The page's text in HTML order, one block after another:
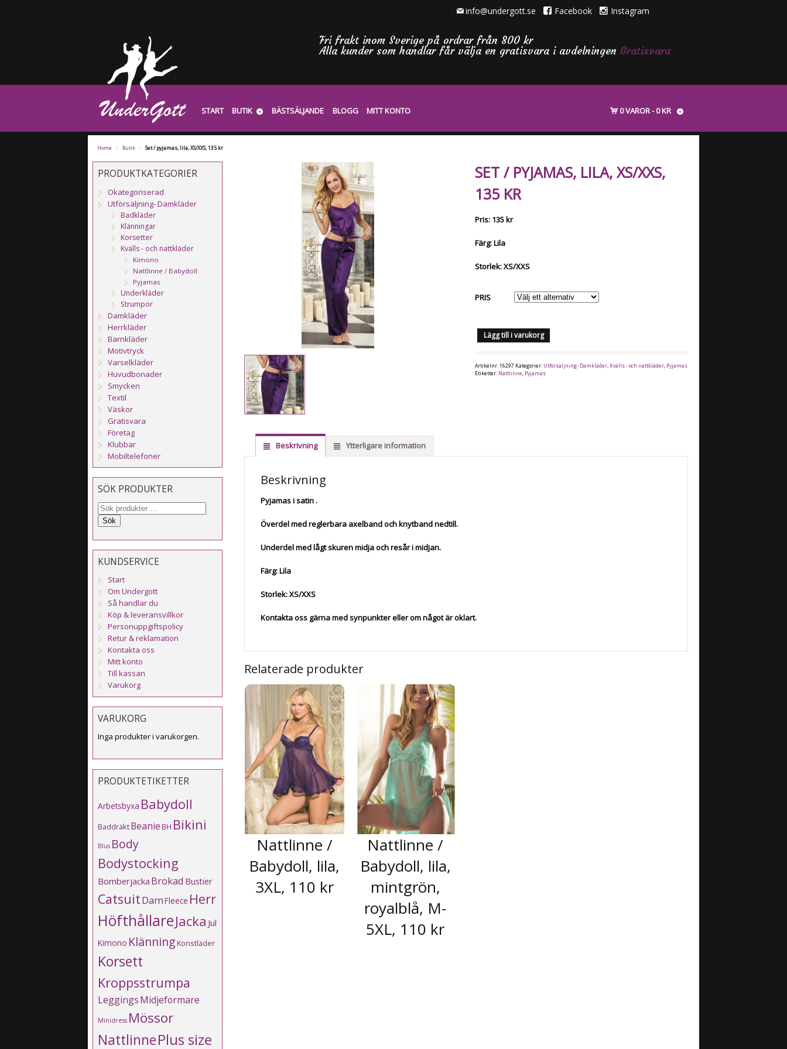
info@undergott.se Facebook Instagram
Fri frakt inom Sverige på ordrar från 800 kr
Alla kunder som handlar får välja en gratisvara i avdelningen Gratisvara
START BUTIK BÄSTSÄLJANDE BLOGG MITT KONTO 0 VAROR 0 KR
Home / Butik / Set / pyjamas, lila, XS/XXS, 135 kr
SET / PYJAMAS, LILA, XS/XXS,
135 KR
Pris: 135 kr
Färg: Lila
Storlek: XS/XXS
PRIS
Lägg till i varukorg
Artikelnr:16297 Kategorier: Utförsäljning- Damkläder, Kvälls - och nattkläder, Pyjamas
Etiketter: Nattlinne, Pyjamas
Beskrivning Ytterligare information
Beskrivning
Pyjamas i satin .
Överdel med reglerbara axelband och knytband nedtill.
Underdel med lågt skuren midja och resår i midjan.
Färg: Lila
Storlek: XS/XXS
Kontakta oss gärna med synpunkter eller om något är oklart.
Relaterade produkter
Nattlinne /
Babydoll, lila,
3XL, 110 kr
Nattlinne /
Babydoll, lila,
mintgrön,
royalblå, M-
5XL, 110 kr
PRODUKTKATEGORIER
Okategoriserad
Utförsäljning- Damkläder
Badkläder
Klänningar
Korsetter
Kvälls - och nattkläder
Kimono
Nattlinne / Babydoll
Pyjamas
Underkläder
Strumpor
Damkläder
Herrkläder
Barnkläder
Motivtryck
Varselkläder
Huvudbonader
Smycken
Textil
Väskor
Gratisvara
Företag
Klubbar
Mobiltelefoner
SÖK PRODUKTER
Sök
KUNDSERVICE
Start
Om Undergott
Så handlar du
Köp & leveransvillkor
Personuppgiftspolicy
Retur & reklamation
Kontakta oss
Mitt konto
Till kassan
Varukorg
VARUKORG
Inga produkter i varukorgen.
PRODUKTETIKETTER
Arbetsbyxa Babydoll
BaddräktBeanieBH Bikini
Blus Body
Bodystocking
Bomberjacka Brokad Bustier
CatsuitDamFleece Herr
HöfthållareJacka Jul
Kimono KlänningKonstläder
Korsett
Kroppsstrumpa
LeggingsMidjeformare
Minidress Mössor
NattlinnePlus size